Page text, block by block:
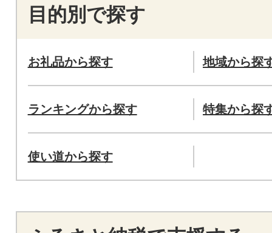
目的別で探す
お礼品から探す 地域から探
ランキングから探す 特集から探
使い道から探す